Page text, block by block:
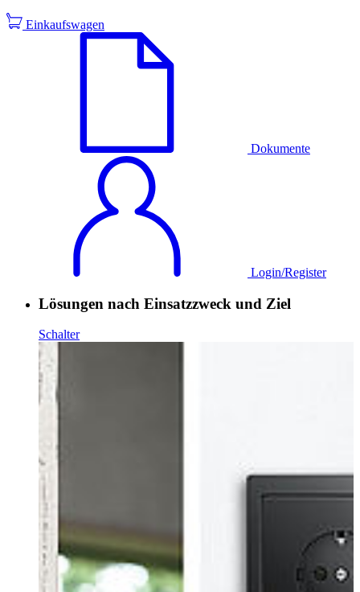
Einkaufswagen
Dokumente
Login/Register
Lösungen nach Einsatzzweck und Ziel
Schalter